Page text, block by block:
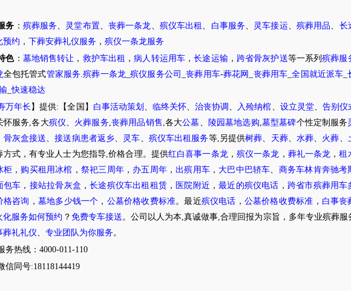
务 ： 殡葬服务 灵堂布置、 丧葬一条龙 殡仪车出租 白事服务 灵车接运 殡葬用品
长
预约 ， 下葬安葬礼仪服务 ， 殡仪一条龙服务
色： 墓地销售转让 ， 救护车出租 ，病人转运用车 ，长途运输， 跨省骨灰护送等一系列殡葬服
全包托管式管家服务 .殡葬一条龙 _殡仪服务公司 _丧葬用车-葬花网 丧葬用车 _全国就近派车 _
_快速稳达
万年长】提供:【全国】 白事活动策划 临终关怀 、治丧协调 入殓纳棺 设立灵堂、 告别仪
怀服务,各大殡仪 火葬服务 丧葬用品销售 ,各大公墓 陵园墓地选购 墓型墓碑个性定制服务
骨灰盒接送 、接送病患者返乡 灵车 殡仪车出租服务等,另提供树葬 天葬、 水葬 火葬
方式，有专业人士为您指导,价格合理。提供红白喜事一条龙 ， 殡仪一条龙 ， 葬礼一条龙 ，租
柜 ， 购买租用冰棺 ， 祭祀三周年， 办五周年，出殡用车 ， 大巴中巴轿车 商务车林肯奔驰考
包车 ， 接站拉骨灰盒 ，长途殡仪车出租租赁， 医院附近 ，最近的殡仪电话 ， 跨省市殡葬用车
格咨询 ， 墓地多少钱一个 ， 公墓价格收费标准。最近殡仪电话 ， 公墓价格收费标准 ， 白事丧
化服务如何预约 ？ 免费专车接送 。公司以人为本,真诚做事,合理回报为宗旨，多年专业殡葬服
葬礼礼仪 专业团队为你服务 。
务热线 ：4000-011-110
信同号:18118144419